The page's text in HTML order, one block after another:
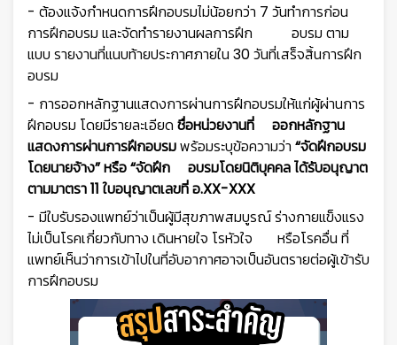
- ต้องแจ้งกำหนดการฝึกอบรมไม่น้อยกว่า 7 วันทำการก่อน
การฝึกอบรม และจัดทำรายงานผลการฝึก อบรม ตาม
แบบ รายงานที่แนบท้ายประกาศภายใน 30 วันที่เสร็จสิ้นการฝึก
อบรม
- การออกหลักฐานแสดงการผ่านการฝึกอบรมให้แก่ผู้ผ่านการ
ฝึกอบรม โดยมีรายละเอียด ชื่อหน่วยงานที่ ออกหลักฐาน
แสดงการผ่านการฝึกอบรมพร้อมระบุข้อความว่า “จัดฝึกอบรม
โดยนายจ้าง” หรือ “จัดฝึก อบรมโดยนิติบุคคล ได้รับอนุญาต
ตามมาตรา 11 ใบอนุญาตเลขที่ อ.XX-XXX
- มีใบรับรองแพทย์ว่าเป็นผู้มีสุขภาพสมบูรณ์ ร่างกายแข็งแรง
ไม่เป็นโรคเกี่ยวกับทาง เดินหายใจ โรหัวใจ หรือโรคอื่น ที่
แพทย์เห็นว่าการเข้าไปในที่อับอากาศอาจเป็นอันตรายต่อผู้เข้ารับ
การฝึกอบรม